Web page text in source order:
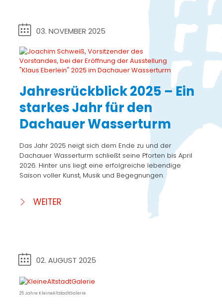
03. NOVEMBER 2025
Jahresrückblick 2025 – Ein
starkes Jahr für den
Dachauer Wasserturm
Das Jahr 2025 neigt sich dem Ende zu und der
Dachauer Wasserturm schließt seine Pforten bis April
2026. Hinter uns liegt eine erfolgreiche lebendige
Saison voller Kunst, Musik und Begegnungen.
WEITER
02. AUGUST 2025
25 Jahre KleineAltstadtGalerie